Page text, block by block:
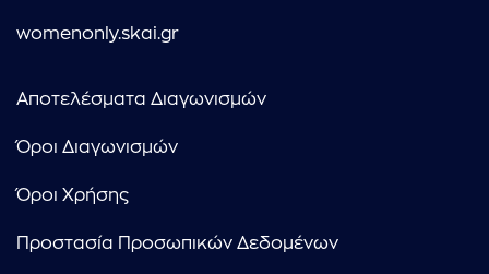
womenonly.skai.gr
Αποτελέσματα Διαγωνισμών
Όροι Διαγωνισμών
Όροι Χρήσης
Προστασία Προσωπικών Δεδομένων